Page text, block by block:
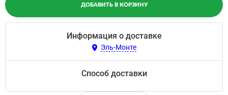
ДОБАВИТЬ В КОРЗИНУ
Информация о доставке
Эль-Монте
Способ доставки